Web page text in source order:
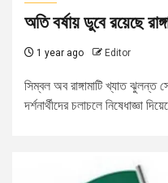
অতি বর্ষায় ডুবে রয়েছে
1 year ago Editor
সিম্বল অব রাঙ্গামাটি খ্যাত ঝুলন্ত
দর্শনার্থীদের চলাচলে নিষেধাজ্ঞা